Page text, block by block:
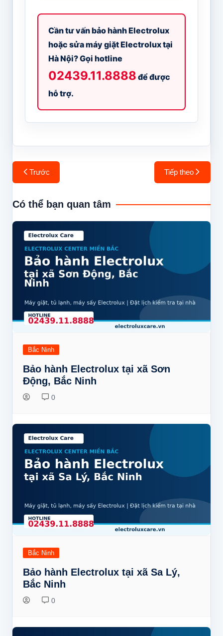
Cần tư vấn bảo hành Electrolux
hoặc sửa máy giặt Electrolux tại
Hà Nội? Gọi hotline
02439.11.8888 để được
hỗ trợ.
Điều
hướng
bài
Trước Tiếp theo
Có thể bạn quan tâm
Bắc Ninh
Bảo hành Electrolux tại xã Sơn
Động, Bắc Ninh
0
Bắc Ninh
Bảo hành Electrolux tại xã Sa Lý,
Bắc Ninh
0